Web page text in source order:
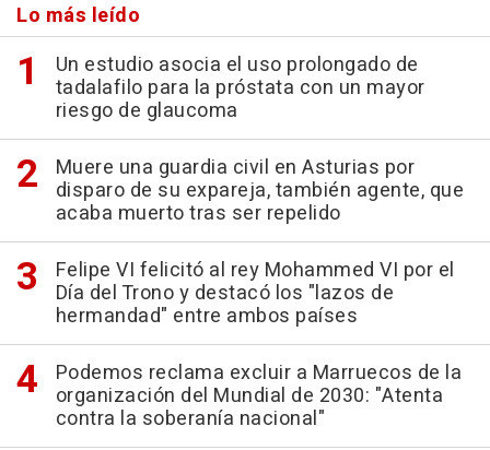
Lo más leído
Un estudio asocia el uso prolongado de
tadalafilo para la próstata con un mayor
riesgo de glaucoma
Muere una guardia civil en Asturias por
disparo de su expareja, también agente, que
acaba muerto tras ser repelido
Felipe VI felicitó al rey Mohammed VI por el
Día del Trono y destacó los "lazos de
hermandad" entre ambos países
Podemos reclama excluir a Marruecos de la
organización del Mundial de 2030: "Atenta
contra la soberanía nacional"